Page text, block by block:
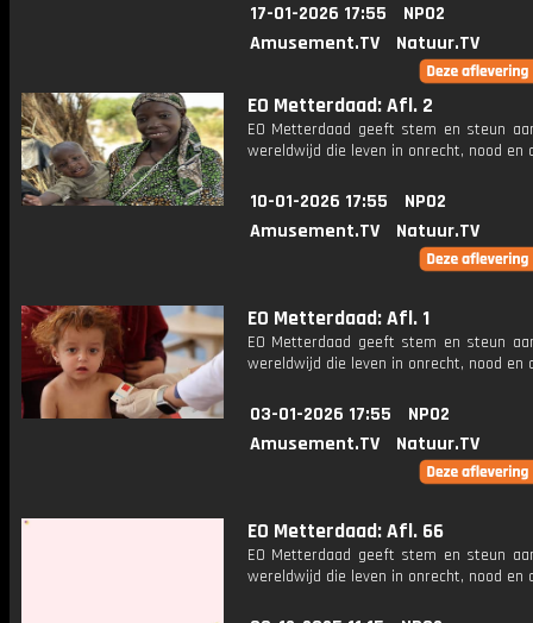
17-01-2026 17:55
NPO2
Amusement.TV
Natuur.TV
EO Metterdaad: Afl. 2
EO Metterdaad geeft stem en steun
wereldwijd die leven in onrecht, nood en
10-01-2026 17:55
NPO2
Amusement.TV
Natuur.TV
EO Metterdaad: Afl. 1
EO Metterdaad geeft stem en steun
wereldwijd die leven in onrecht, nood en
03-01-2026 17:55
NPO2
Amusement.TV
Natuur.TV
EO Metterdaad: Afl. 66
EO Metterdaad geeft stem en steun
wereldwijd die leven in onrecht, nood en